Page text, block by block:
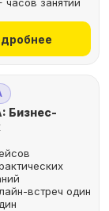
Бизнес-
встреч один